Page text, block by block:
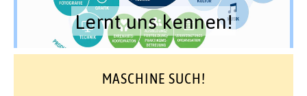
Lernt uns kennen!
MASCHINE SUCH!